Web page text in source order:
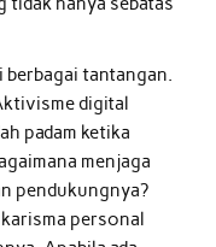
berbagai tantangan.
digital
padam ketika
menjaga
pendukungnya?
personal